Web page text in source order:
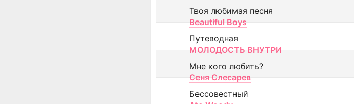
Твоя любимая песня
Beautiful Boys
Путеводная
МОЛОДОСТЬ ВНУТРИ
Мне кого любить?
Сеня Слесарев
Бессовестный